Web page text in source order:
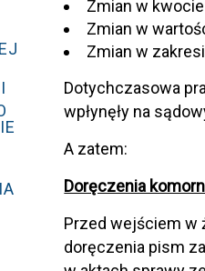
Zmian w
Zmian w
Zmian w
Dotychczasowa
wpłynęły na
A zatem:
Doręczenia
Przed wejściem w
doręczenia pism